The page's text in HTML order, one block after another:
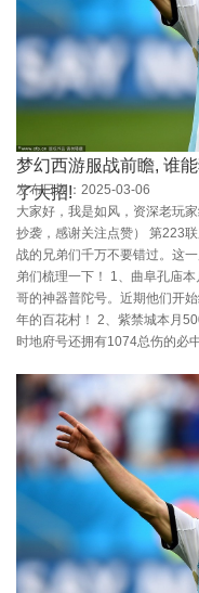
梦幻西游服战前瞻, 谁
了大招!
发布日期：2025-03-06
大家好，我是如风，资深老玩
抄袭，感谢关注点赞） 第223
战的兄弟们千万不要错过。这
弟们梳理一下！ 1、曲阜孔庙
哥的神器普陀号。近期他们开
年的百花村！ 2、紫禁城本月
时地府号还拥有1074总伤的必